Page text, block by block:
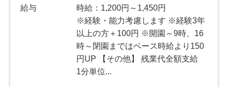
給与
時給：1,200円～1,450円
※経験・能力考慮します ※経験3年
以上の方＋100円 ※開園～9時、16
時～閉園まではベース時給より150
円UP 【その他】 残業代全額支給
1分単位...